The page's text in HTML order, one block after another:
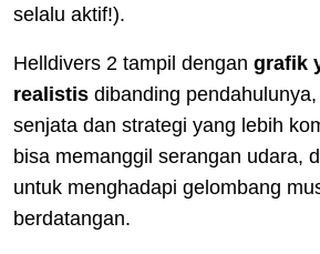
selalu aktif!).
Helldivers 2 tampil dengan grafik
realistis dibanding
senjata dan strategi yang lebih
bisa memanggil serangan udara,
untuk menghadapi gelombang
berdatangan.